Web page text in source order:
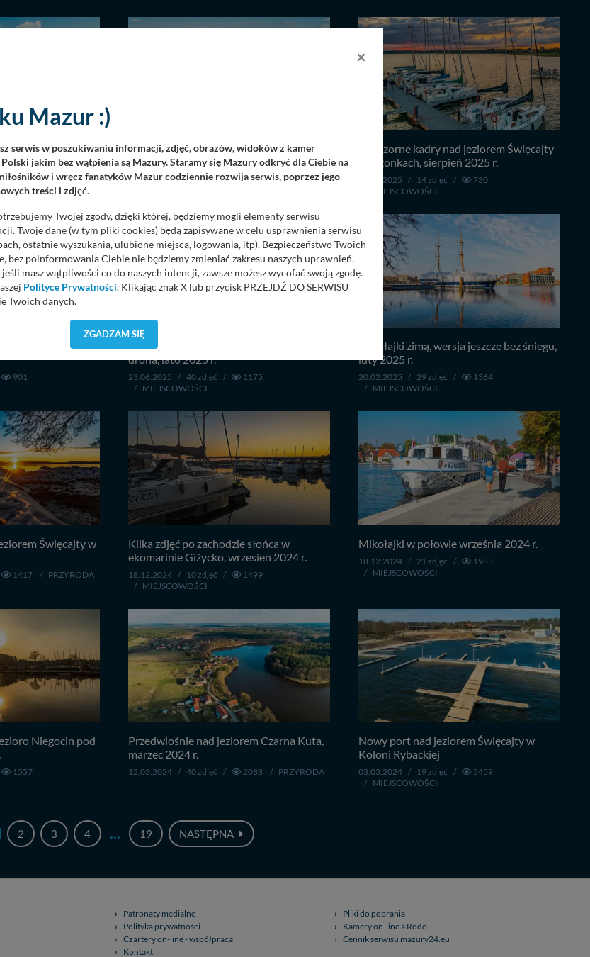
wrzesień 2025 r.
973
Rydzewo i jeziora Boczne i Niegocin z
drona, wrzesień 2025 r.
11.09.2025 / 36 zdjęć /
762
Wieczorne kadry nad jeziorem Święcajty
w Ogonkach, sierpień 2025 r.
26.08.2025 / 14 zdjęć /
730
MIEJSCOWOŚCI
słońca, czerwiec
901
Okartowo, jeziora Śniardwy i Tyrkło z
drona, lato 2025 r.
23.06.2025 / 40 zdjęć /
1175
/ MIEJSCOWOŚCI
Mikołajki zimą, wersja jeszcze bez śniegu,
luty 2025 r.
20.02.2025 / 29 zdjęć /
1364
/ MIEJSCOWOŚCI
Święcajty w
1417 / PRZYRODA
Kilka zdjęć po zachodzie słońca w
ekomarinie Giżycko, wrzesień 2024 r.
18.12.2024 / 10 zdjęć /
1499
/ MIEJSCOWOŚCI
Mikołajki w połowie września 2024 r.
18.12.2024 / 21 zdjęć /
1983
/ MIEJSCOWOŚCI
Niegocin pod
1557
Przedwiośnie nad jeziorem Czarna Kuta,
marzec 2024 r.
12.03.2024 / 40 zdjęć / 2088 / PRZYRODA
Nowy port nad jeziorem Święcajty w
Koloni Rybackiej
03.03.2024 / 19 zdjęć /
5459
/ MIEJSCOWOŚCI
2 3 4 ... 19 NASTĘPNA
Patronaty medialne
Pliki do pobrania
Polityka prywatności
Kamery on-line a Rodo
Czartery on-line - współpraca
Cennik serwisu mazury24.eu
Kontakt
×
Mazur :)
serwis w poszukiwaniu informacji, zdjęć, obrazów, widoków z kamer
jakim bez wątpienia są Mazury. Staramy się Mazury odkryć dla Ciebie na
i wręcz fanatyków Mazur codziennie rozwija serwis, poprzez jego
treści i zdjęć.
Twojej zgody, dzięki której, będziemy mogli elementy serwisu
Twoje dane (w tym pliki cookies) będą zapisywane w celu usprawnienia serwisu
ostatnie wyszukania, ulubione miejsca, logowania, itp). Bezpieczeństwo Twoich
bez poinformowania Ciebie nie będziemy zmieniać zakresu naszych uprawnień.
jeśli masz wątpliwości co do naszych intencji, zawsze możesz wycofać swoją zgodę.
Polityce Prywatności. Klikając znak X lub przycisk PRZEJDŹ DO SERWISU
Twoich danych.
Twoich danych jest elementem usługi (przekazanie danych z formularza
jest: Agencja Reklamowa Kreacja Monika Borkowska, z siedzibą ul. Wiejska 17,
się za pośrednictwem tejstrony.
dostępu do swoich danych, zażądać ich poprawienia lub usunięcia, zabronić ich
nie zawsze jest możliwe techniczne zrealizowanie Twoich praw w odniesieniu do
Twoja przeglądarka umożliwia Ci skasowanie tych plików - w pewnych
za Ciebie.
Mazur na nowo...
ZGADZAM SIĘ